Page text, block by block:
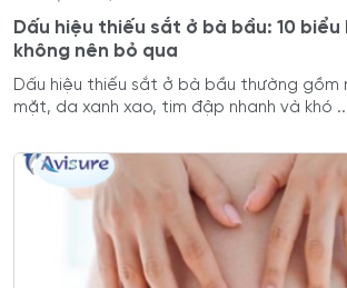
Dấu hiệu thiếu sắt ở bà bầu: 10
không nên bỏ qua
Dấu hiệu thiếu sắt ở bà bầu thường gồm
mặt, da xanh xao, tim đập nhanh và khó